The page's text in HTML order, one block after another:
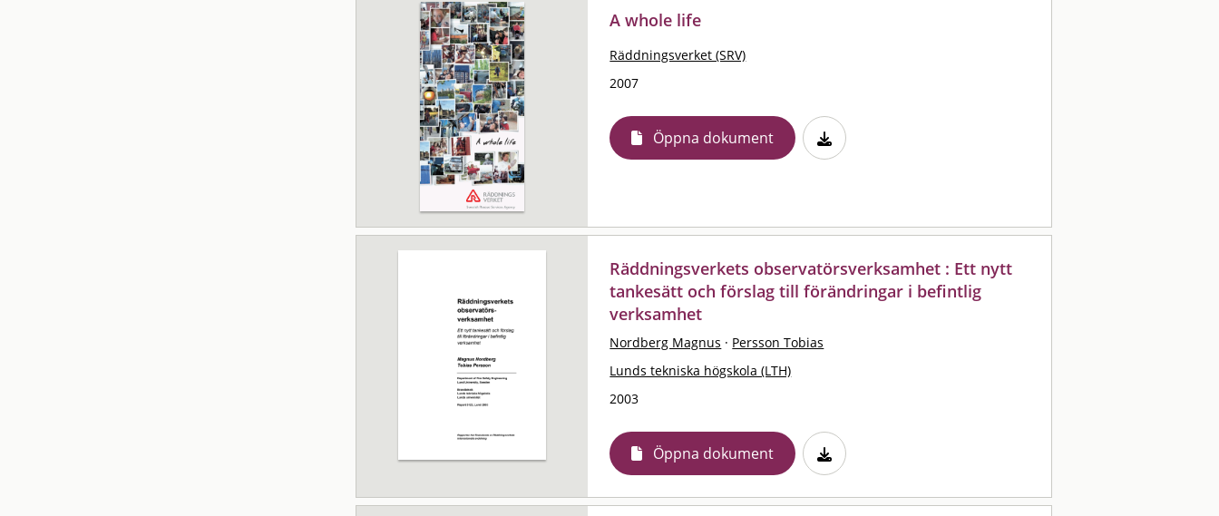
A whole life
Räddningsverket (SRV)
2007
Öppna dokument
Räddningsverkets observatörsverksamhet : Ett nytt
tankesätt och förslag till förändringar i befintlig
verksamhet
Nordberg Magnus · Persson Tobias
Lunds tekniska högskola (LTH)
2003
Öppna dokument